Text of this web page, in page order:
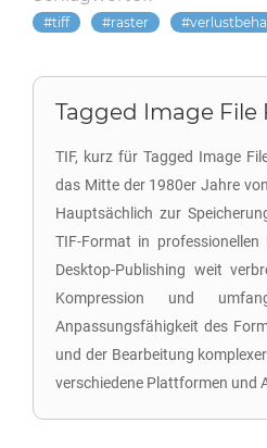
tiff raster
Tagged Image File
TIF, kurz für Tagged Image
das Mitte der 1980er Jahre
Hauptsächlich zur
TIF-Format in professionellen
Desktop-Publishing weit
Kompression und
Anpassungsfähigkeit des
und der Bearbeitung
verschiedene Plattformen und